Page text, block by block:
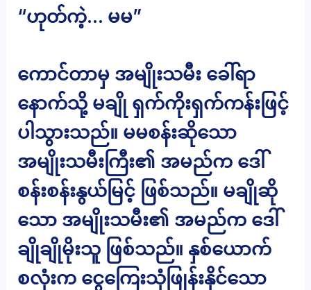
“ဟုတ်ကဲ့… မမ”
ကောင်တာမှ အမျိုးသမီး ခေါ်ရာ
နောက်သို့ မချို ရှက်ကိုးရှက်ကန်းဖြင့်
ပါသွားသည်။ မမစန်းဆိုသော
အမျိုးသမီးကြီး၏ အမည်က ဒေါ်
စန်းစန်းနွယ်မြင့် ဖြစ်သည်။ မချိုဆို
သော အမျိုးသမီး၏ အမည်က ဒေါ်
ချိုချိုမိုးသူ ဖြစ်သည်။ နှစ်ယောက်
စလုံးက ငွေကြေးသုံဖြုန်းနိုင်သော